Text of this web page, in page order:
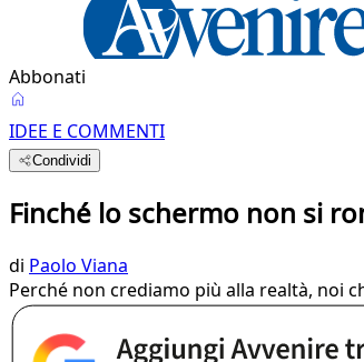
Abbonati
IDEE E COMMENTI
Condividi
Finché lo schermo non si
di Paolo Viana
Perché non crediamo più alla realtà, noi